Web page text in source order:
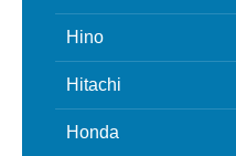
Hino
Hitachi
Honda